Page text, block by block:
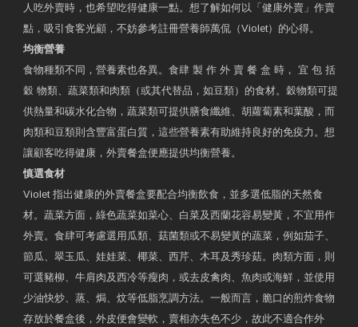
人吃外賣時，也希望吃得健康一點。想了解如何以「健康外賣」作賣
點，吸引食客光顧，不妨參考註冊營養師萬侃（Violet）的心得。
均衡營養
食物種類不同，營養素也各異。食肆 製 作 外 賣 餐 盒 時， 宜 包 括
穀 物類、蔬菜類和肉類（或其代替品，如豆類）的食材。穀物類可提
供熱量和碳水化合物，蔬菜類可提供膳食纖維、胡蘿蔔素和葉酸，而
肉類和豆類則含豐富蛋白質，這些營養素有助維持良好的免疫力。想
讓顧客吃得健康，外賣餐盒便應提供均衡營養。
慎選食材
Violet 指出健康的外賣餐盒要配合均衡飲食，並多選低脂的天然食
材。蔬菜方面，綠色蔬菜如菜心、白菜及西蘭花容易變黃，不宜用作
外賣。食肆可考慮選用瓜類、菇菌類或不易變黃的蔬菜，例如茄子、
節瓜、翠玉瓜、娃娃菜、椰菜、西芹、木耳及秀珍菇。肉類方面，則
可選豬柳、牛肩肉及西冷等瘦肉，或去皮禽肉、魚肉或海鮮，並使用
少油快炒、蒸、焗、炆等低脂烹調方法。一般而言，脆口的煎炸食物
存放於餐盒後，外皮便會變軟，賣相亦失色不少，故此不適合作外